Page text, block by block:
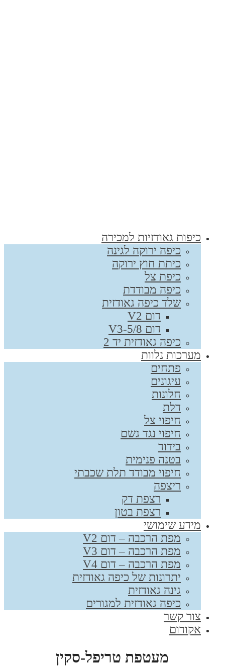
כיפות גאודזיות למכירה
כיפה ירוקה לגינה
כיתת חוץ ירוקה
כיפת צל
כיפה מבודדת
שלד כיפה גאודזית
דום V2
דום V3-5/8
כיפה גאודזית יד 2
מערכות נלוות
פתחים
עיגונים
חלונות
דלת
חיפוי צל
חיפוי נגד גשם
בידוד
בטנה פנימית
חיפוי מבודד תלת שכבתי
ריצפה
רצפת דק
רצפת בטון
מידע שימושי
מפת הרכבה – דום V2
מפת הרכבה – דום V3
מפת הרכבה – דום V4
יתרונות של כיפה גאודזית
גינה גאודזית
כיפה גאודזית למגורים
צור קשר
אקודום
מעטפת טריפל-סקין